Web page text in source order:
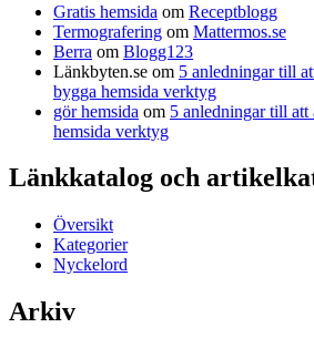
Gratis hemsida om Receptblogg
Termografering om Mattermos.se
Berra om Blogg123
Länkbyten.se om 5 anledningar till
bygga hemsida verktyg
gör hemsida om 5 anledningar till att
hemsida verktyg
Länkkatalog och
Översikt
Kategorier
Nyckelord
Arkiv